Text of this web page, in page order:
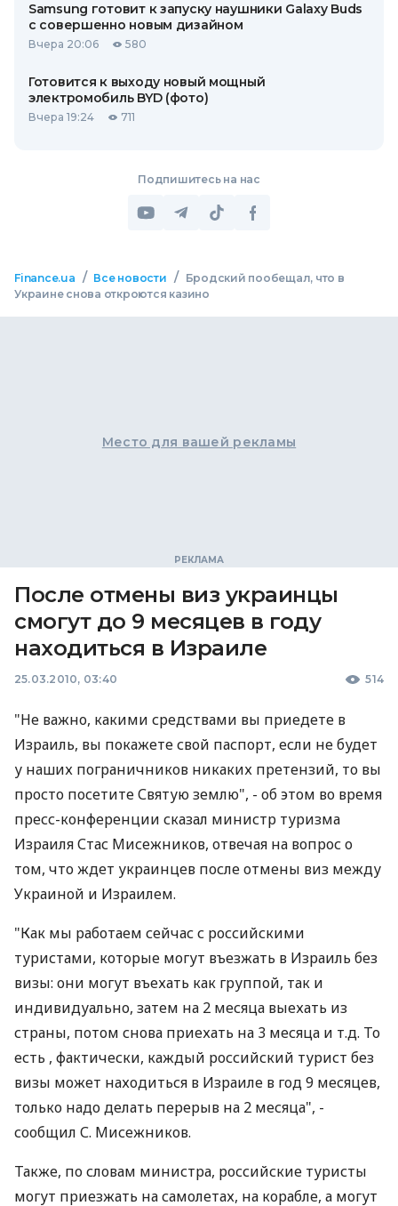
Samsung готовит к запуску наушники Galaxy Buds
с совершенно новым дизайном
Вчера 20:06 580
Готовится к выходу новый мощный
электромобиль BYD (фото)
Вчера 19:24 711
Подпишитесь на нас
Finance.ua / Все новости /
Бродский пообещал, что в
Украине снова откроются казино
Место для вашей рекламы
После отмены виз украинцы
смогут до 9 месяцев в году
находиться в Израиле
25.03.2010, 03:40 514
"Не важно, какими средствами вы приедете в
Израиль, вы покажете свой паспорт, если не будет
у наших пограничников никаких претензий, то вы
просто посетите Святую землю", - об этом во время
пресс-конференции сказал министр туризма
Израиля Стас Мисежников, отвечая на вопрос о
том, что ждет украинцев после отмены виз между
Украиной и Израилем.
"Как мы работаем сейчас с российскими
туристами, которые могут въезжать в Израиль без
визы: они могут въехать как группой, так и
индивидуально, затем на 2 месяца выехать из
страны, потом снова приехать на 3 месяца и т.д. То
есть , фактически, каждый российский турист без
визы может находиться в Израиле в год 9 месяцев,
только надо делать перерыв на 2 месяца", -
сообщил С. Мисежников.
Также, по словам министра, российские туристы
могут приезжать на самолетах, на корабле, а могут